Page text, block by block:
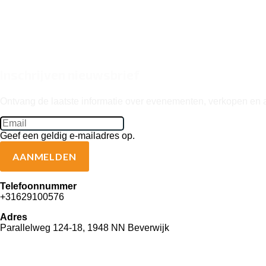
Geef een geldig e-mailadres op.
AANMELDEN
Telefoonnummer
+31629100576
Adres
Parallelweg 124-18, 1948 NN Beverwijk